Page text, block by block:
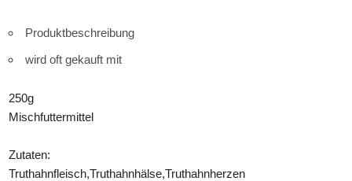
Produktbeschreibung
wird oft gekauft mit
250g
Mischfuttermittel
Zutaten:
Truthahnfleisch,Truthahnhälse,Truthahnherzen